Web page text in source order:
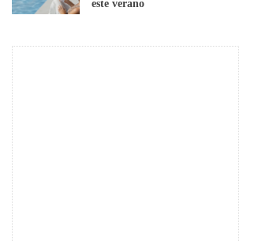
este verano